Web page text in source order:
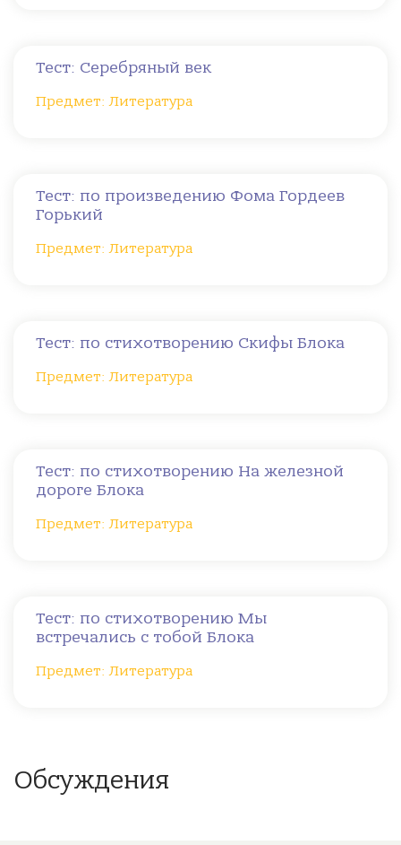
Тест: Серебряный век
Предмет: Литература
Тест: по произведению Фома Гордеев
Горький
Предмет: Литература
Тест: по стихотворению Скифы Блока
Предмет: Литература
Тест: по стихотворению На железной
дороге Блока
Предмет: Литература
Тест: по стихотворению Мы
встречались с тобой Блока
Предмет: Литература
Обсуждения